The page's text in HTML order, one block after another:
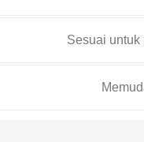
Sesuai